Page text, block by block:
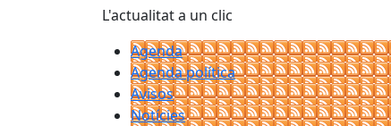
L'actualitat a un clic
Agenda
Agenda política
Avisos
Notícies